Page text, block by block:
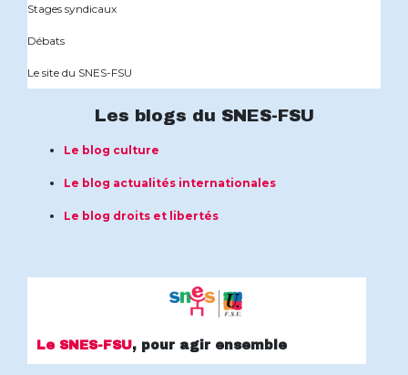
Stages syndicaux
Débats
Le site du SNES-FSU
Les blogs du SNES-FSU
Le blog culture
Le blog actualités internationales
Le blog droits et libertés
Le SNES-FSU, pour agir ensemble